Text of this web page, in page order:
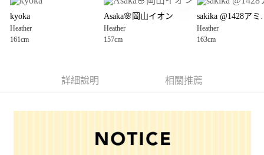
【大哥付你分期使用說明】
1.本服務由台灣大哥大提供，台灣大哥大用戶可立即使用無須另外申請。
2.付款方式選擇「大哥付你分期」，訂單成立後會自動跳轉到大哥付的交易
3.實際核准額度、可分期數及費用金額請依後續交易確認頁面所載為準。
4.訂單成立30分鐘內，如未前往確認交易或遇審核未通過，訂單將自動取
AFTEE先享後付
３．安心：先確認商品／服務後，再付款。
【「AFTEE先享後付」結帳流程】
１．於結帳方式選擇「AFTEE先享後付」後，將跳轉至「AFTEE先享後付」
每筆NT$80，滿NT$888(含以上)免運費
每筆NT$80，滿NT$888(含以上)免運費
kyoka
Heather
161cm
Asaka🌸岡山イオン
Heather
157cm
sakika
Heather
163cm
詳細說明 相關推薦